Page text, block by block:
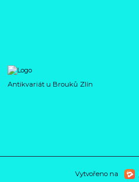
Antikvariát u Brouků Zlín
Vytvořeno na